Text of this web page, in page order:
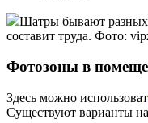
Шатры бывают разных
составит труда. Фото:
Фотозоны в
Здесь можно
Существуют варианты